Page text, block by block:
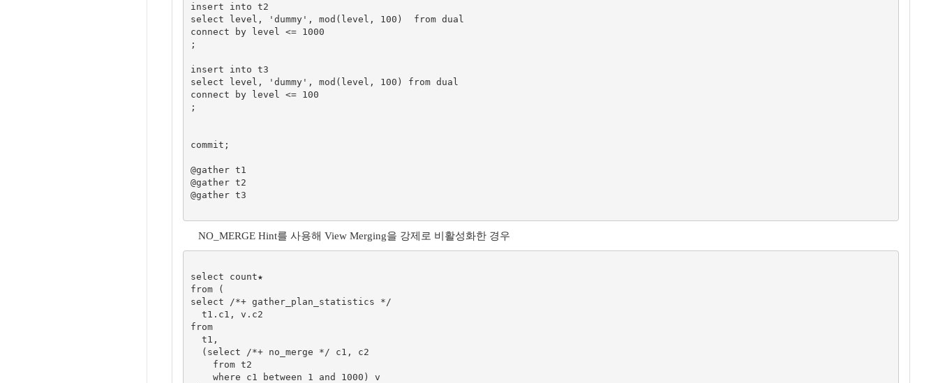
insert into t2
select level, 'dummy', mod(level, 100)  from dual
connect by level <= 1000
;
insert into t3
select level, 'dummy', mod(level, 100) from dual
connect by level <= 100
;
commit;
@gather t1
@gather t2
@gather t3
NO_MERGE Hint를 사용해 View Merging을 강제로 비활성화한 경우
select count★
from (
select /*+ gather_plan_statistics */
from